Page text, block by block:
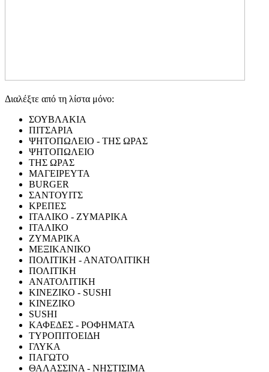
Διαλέξτε από τη λίστα μόνο:
ΣΟΥΒΛΑΚΙΑ
ΠΙΤΣΑΡΙΑ
ΨΗΤΟΠΩΛΕΙΟ - ΤΗΣ ΩΡΑΣ
ΨΗΤΟΠΩΛΕΙΟ
ΤΗΣ ΩΡΑΣ
ΜΑΓΕΙΡΕΥΤΑ
BURGER
ΣΑΝΤΟΥΙΤΣ
ΚΡΕΠΕΣ
ΙΤΑΛΙΚΟ - ΖΥΜΑΡΙΚΑ
ΙΤΑΛΙΚΟ
ΖΥΜΑΡΙΚΑ
ΜΕΞΙΚΑΝΙΚΟ
ΠΟΛΙΤΙΚΗ - ΑΝΑΤΟΛΙΤΙΚΗ
ΠΟΛΙΤΙΚΗ
ΑΝΑΤΟΛΙΤΙΚΗ
ΚΙΝΕΖΙΚΟ - SUSHI
ΚΙΝΕΖΙΚΟ
SUSHI
ΚΑΦΕΔΕΣ - ΡΟΦΗΜΑΤΑ
ΤΥΡΟΠΙΤΟΕΙΔΗ
ΓΛΥΚΑ
ΠΑΓΩΤΟ
ΘΑΛΑΣΣΙΝΑ - ΝΗΣΤΙΣΙΜΑ